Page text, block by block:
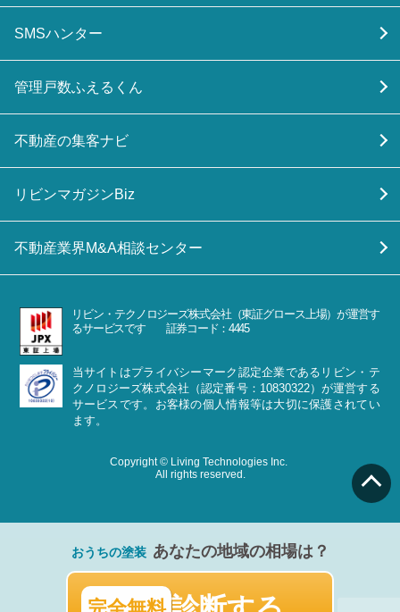
SMSハンター
管理戸数ふえるくん
不動産の集客ナビ
リビンマガジンBiz
不動産業界M&A相談センター
リビン・テクノロジーズ株式会社（東証グロース上場）が運営す
るサービスです 証券コード：4445
当サイトはプライバシーマーク認定企業であるリビン・テ
クノロジーズ株式会社（認定番号：10830322）が運営する
サービスです。お客様の個人情報等は大切に保護されてい
ます。
Copyright © Living Technologies Inc.
All rights reserved.
おうちの塗装 あなたの地域の相場は？